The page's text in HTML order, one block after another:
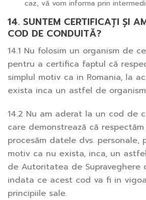
caz, vă vom informa prin
14. SUNTEM CERTIFICAȚI ȘI
COD DE CONDUITĂ?
14.1 Nu folosim un organism de
pentru a certifica faptul că
simplul motiv ca in Romania, la
exista inca un astfel de
14.2 Nu am aderat la un cod de
care demonstrează că
procesăm datele dvs. personale,
motiv ca nu exista, inca, un
de Autoritatea de Supraveghere
indata ce acest cod va fi in
principiile sale.